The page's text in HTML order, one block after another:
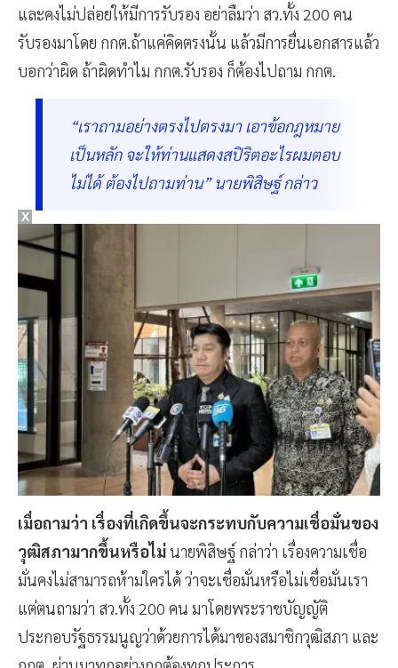
ก่อนกล่าวว่า อย่างที่ตนบอก ถ้าผิด ตนเชื่อว่า กกต.คงไม่ยอม
และคงไม่ปล่อยให้มีการรับรอง อย่าลืมว่า สว.ทั้ง 200 คน
รับรองมาโดย กกต.ถ้าแค่คิดตรงนั้น แล้วมีการยื่นเอกสารแล้ว
บอกว่าผิด ถ้าผิดทำไม กกต.รับรอง ก็ต้องไปถาม กกต.
“เราถามอย่างตรงไปตรงมา เอาข้อกฎหมาย
เป็นหลัก จะให้ท่านแสดงสปิริตอะไรผมตอบ
เมื่อถามว่า เรื่องที่เกิดขึ้นจะกระทบกับความเชื่อมั่นของ
วุฒิสภามากขึ้นหรือไม่นายพิสิษฐ์ กล่าว่า เรื่องความเชื่อ
มั่นคงไม่สามารถห้ามใครได้ ว่าจะเชื่อมั่นหรือไม่เชื่อมั่นเรา
แต่ตนถามว่า สว.ทั้ง 200 คน มาโดยพระราชบัญญัติ
ประกอบรัฐธรรมนูญว่าด้วยการได้มาของสมาชิกวุฒิสภา และ
X